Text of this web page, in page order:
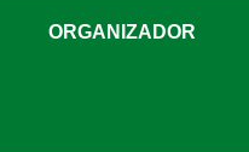
ORGANIZADOR